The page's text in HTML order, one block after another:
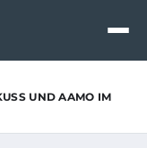
UND AAMO IM